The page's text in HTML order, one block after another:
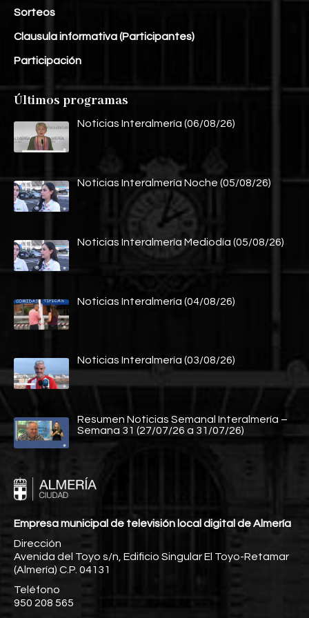
Sorteos
Clausula informativa (Participantes)
Participación
Últimos programas
Noticias Interalmería (06/08/26)
Noticias Interalmería Noche (05/08/26)
Noticias Interalmería Mediodía (05/08/26)
Noticias Interalmería (04/08/26)
Noticias Interalmería (03/08/26)
Resumen Noticias Semanal Interalmería –
Semana 31 (27/07/26 a 31/07/26)
Empresa municipal de televisión local digital de Almería
Dirección
Avenida del Toyo s/n, Edificio Singular El Toyo-Retamar
(Almería) C.P. 04131
Teléfono
950 208 565